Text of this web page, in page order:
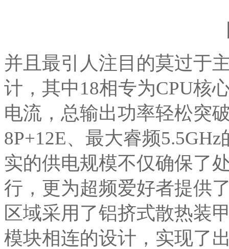
并且最引人注目的莫过于
计，其中18相专为CPU核
电流，总输出功率轻松突
8P+12E、最大睿频
实的供电规模不仅确保了
行，更为超频爱好者提供
区域采用了铝挤式散热装
模块相连的设计，实现了